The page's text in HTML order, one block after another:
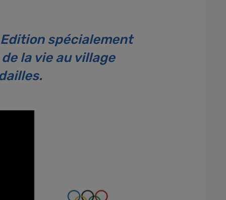
spécialement
la vie au village